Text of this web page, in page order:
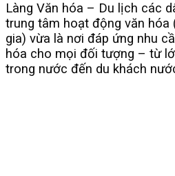
Làng Văn hóa – Du lịch các
trung tâm hoạt động văn hóa
gia) vừa là nơi đáp ứng nhu
hóa cho mọi đối tượng – từ
trong nước đến du khách